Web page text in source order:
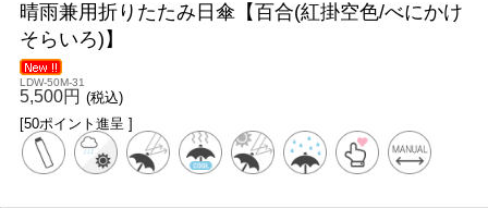
晴雨兼用折りたたみ日傘【百合(紅掛空色/べにかけ
そらいろ)】
LDW-50M-31
5,500円 (税込)
[50ポイント進呈 ]